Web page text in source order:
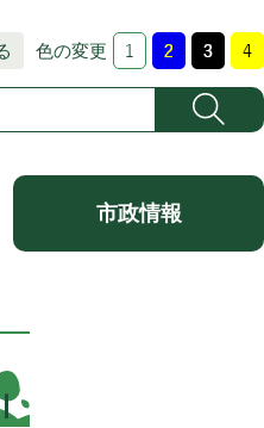
色の変更
市政情報